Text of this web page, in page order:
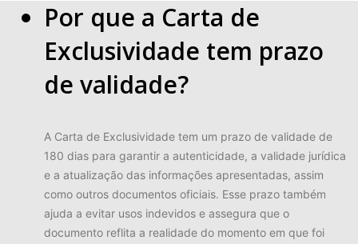
Por que a Carta de
Exclusividade tem prazo
de validade?
A Carta de Exclusividade tem um prazo de validade de
180 dias para garantir a autenticidade, a validade jurídica
e a atualização das informações apresentadas, assim
como outros documentos oficiais. Esse prazo também
ajuda a evitar usos indevidos e assegura que o
documento reflita a realidade do momento em que foi